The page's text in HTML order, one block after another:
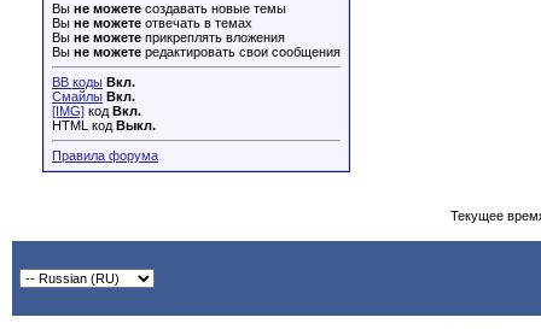
Вы не можете создавать новые темы
Вы не можете отвечать в темах
Вы не можете прикреплять вложения
Вы не можете редактировать свои сообщения
BB коды Вкл.
Смайлы Вкл.
[IMG] код Вкл.
HTML код Выкл.
Правила форума
Текущее